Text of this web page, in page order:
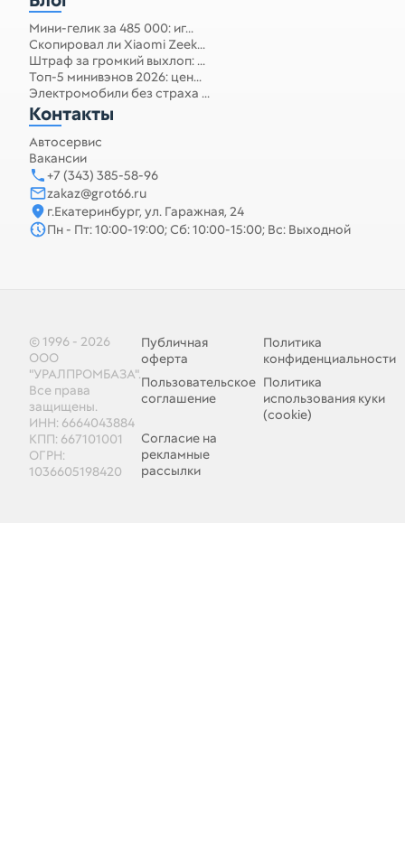
Мини-гелик за 485 000: иг...
Скопировал ли Xiaomi Zeek...
Штраф за громкий выхлоп: ...
Топ-5 минивэнов 2026: цен...
Электромобили без страха ...
Контакты
Автосервис
Вакансии
+7 (343) 385-58-96
zakaz@grot66.ru
г.Екатеринбург, ул. Гаражная, 24
Пн - Пт: 10:00-19:00; Сб: 10:00-15:00; Вс: Выходной
© 1996 - 2026
ООО
"УРАЛПРОМБАЗА".
Все права
защищены.
ИНН: 6664043884
КПП: 667101001
ОГРН:
1036605198420
Публичная
оферта
Политика
конфиденциальности
Пользовательское
соглашение
Политика
использования куки
(cookie)
Согласие на
рекламные
рассылки